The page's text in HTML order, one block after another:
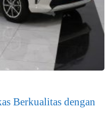
Berkualitas dengan